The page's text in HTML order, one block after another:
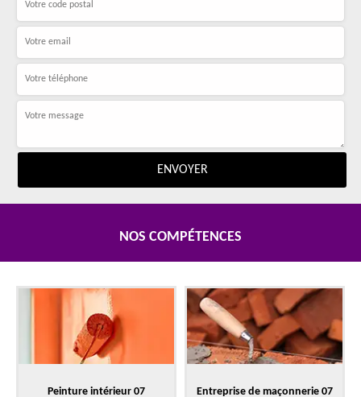
NOS COMPÉTENCES
Peinture intérieur 07 Entreprise de maçonnerie 07